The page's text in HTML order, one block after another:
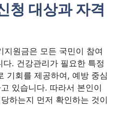
청 대상과 자격
지원금은 모든 국민이 참여
. 건강관리가 필요한 특정
기회를 제공하여, 예방 중심
있습니다. 따라서 본인이
하는지 먼저 확인하는 것이